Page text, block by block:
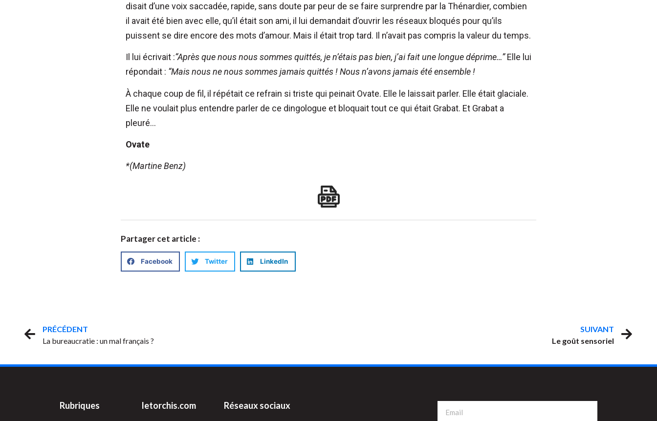
disait d’une voix saccadée, rapide, sans doute par peur de se faire surprendre par la Thénardier, combien
il avait été bien avec elle, qu’il était son ami, il lui demandait d’ouvrir les réseaux bloqués pour qu’ils
puissent se dire encore des mots d’amour. Mais il était trop tard. Il n’avait pas compris la valeur du temps.
Il lui écrivait :“Après que nous nous sommes quittés, je n’étais pas bien, j’ai fait une longue déprime…”Elle lui
répondait : “Mais nous ne nous sommes jamais quittés ! Nous n’avons jamais été ensemble !
À chaque coup de fil, il répétait ce refrain si triste qui peinait Ovate. Elle le laissait parler. Elle était glaciale.
Elle ne voulait plus entendre parler de ce dingologue et bloquait tout ce qui était Grabat. Et Grabat a
pleuré…
Ovate
*(Martine Benz)
Partager cet article :
Facebook Twitter LinkedIn
PRÉCÉDENT
La bureaucratie : un mal français ?
SUIVANT
Le goût sensoriel
Rubriques letorchis.com Réseaux sociaux